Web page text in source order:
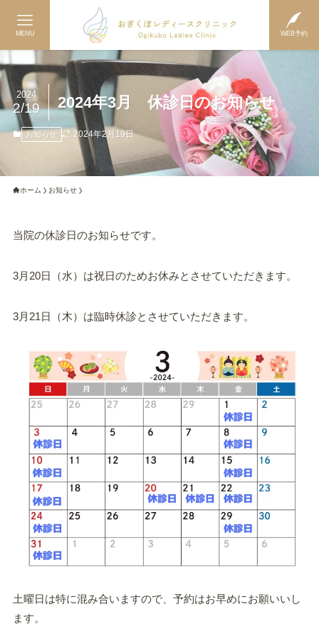
WEB予約
MENU
2024年3月 休診日のお知らせ
2024
2/19
お知らせ 2024年2月19日
ホーム お知らせ
当院の休診日のお知らせです。
3月20日（水）は祝日のためお休みとさせていただきます。
3月21日（木）は臨時休診とさせていただきます。
土曜日は特に混み合いますので、予約はお早めにお願いいし
ます。